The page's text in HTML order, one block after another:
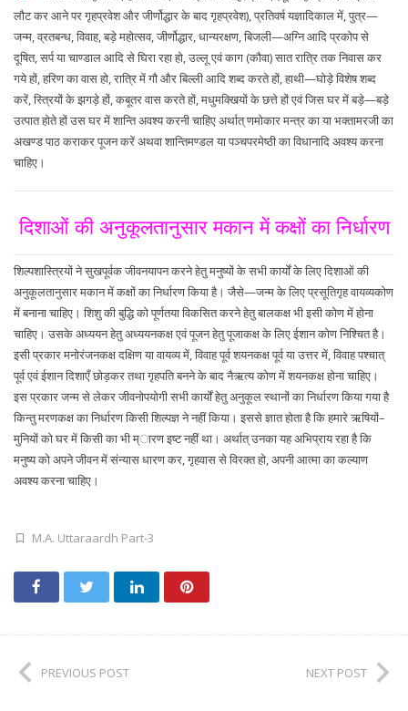
लौट कर आने पर गृहप्रवेश और जीर्णोद्धार के बाद गृहप्रवेश), प्रतिवर्ष यज्ञादिकाल में, पुत्र—
जन्म, व्रतबन्ध, विवाह, बड़े महोत्सव, जीर्णोद्धार, धान्यरक्षण, बिजली—अग्नि आदि प्रकोप से
दूषित, सर्प या चाण्डाल आदि से घिरा रहा हो, उल्लू एवं काग (कौवा) सात रात्रि तक निवास कर
गये हों, हरिण का वास हो, रात्रि में गौ और बिल्ली आदि शब्द करते हों, हाथी—घोड़े विशेष शब्द
करें, स्त्रियों के झगड़े हों, कबूतर वास करते हों, मधुमक्खियों के छत्ते हों एवं जिस घर में बड़े—बड़े
उत्पात होते हों उस घर में शान्ति अवश्य करनी चाहिए अर्थात् णमोकार मन्त्र का या भक्तामरजी का
अखण्ड पाठ कराकर पूजन करें अथवा शान्तिमण्डल या पञ्चपरमेष्ठी का विधानादि अवश्य करना
चाहिए।
दिशाओं की अनुकूलतानुसार मकान में कक्षों का निर्धारण
शिल्पशास्त्रियों ने सुखपूर्वक जीवनयापन करने हेतु मनुष्यों के सभी कार्यों के लिए दिशाओं की
अनुकूलतानुसार मकान में कक्षों का निर्धारण किया है। जैसे—जन्म के लिए प्रसूतिगृह वायव्यकोण
में बनाना चाहिए। शिशु की बुद्धि को पूर्णतया विकसित करने हेतु बालकक्ष भी इसी कोण में होना
चाहिए। उसके अध्ययन हेतु अध्ययनकक्ष एवं पूजन हेतु पूजाकक्ष के लिए ईशान कोण निश्चित है।
इसी प्रकार मनोरंजनकक्ष दक्षिण या वायव्य में, विवाह पूर्व शयनकक्ष पूर्व या उत्तर में, विवाह पश्चात्
पूर्व एवं ईशान दिशाएँ छोड़कर तथा गृहपति बनने के बाद नैऋत्य कोण में शयनकक्ष होना चाहिए।
इस प्रकार जन्म से लेकर जीवनोपयोगी सभी कार्यों हेतु अनुकूल स्थानों का निर्धारण किया गया है
किन्तु मरणकक्ष का निर्धारण किसी शिल्पज्ञ ने नहीं किया। इससे ज्ञात होता है कि हमारे ऋषियों–
मुनियों को घर में किसी का भी म्ारण इष्ट नहीं था। अर्थात् उनका यह अभिप्राय रहा है कि
मनुष्य को अपने जीवन में संन्यास धारण कर, गृहवास से विरक्त हो, अपनी आत्मा का कल्याण
अवश्य करना चाहिए।
M.A. Uttaraardh Part-3
PREVIOUS POST NEXT POST